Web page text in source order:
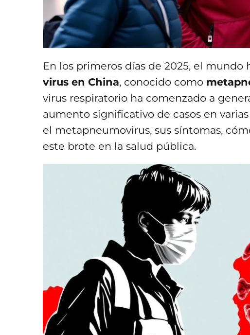
En los primeros días de 2025, el
virus en China, conocido como
virus respiratorio ha comenzado a
aumento significativo de casos en
el metapneumovirus, sus síntomas,
este brote en la salud pública.